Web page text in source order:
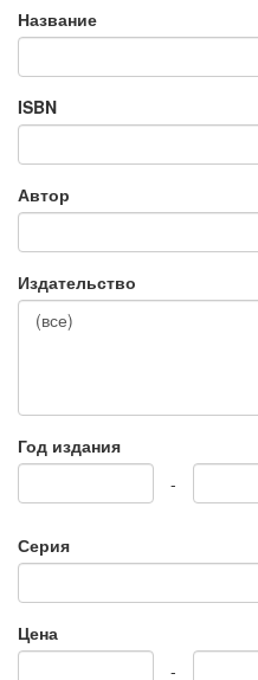
Название
ISBN
Автор
Издательство
Год издания
-
Серия
Цена
-